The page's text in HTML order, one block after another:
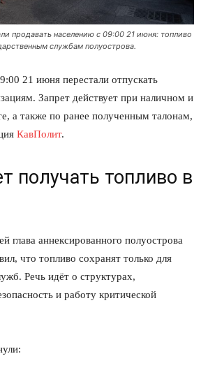
продавать населению с 09:00 21 июня: топливо
службам полуострова.
21 июня перестали отпускать
Запрет действует при наличном и
а также по ранее полученным талонам,
КавПолит.
получать топливо в
глава аннексированного полуострова
что топливо сохранят только для
Речь идёт о структурах,
и работу критической